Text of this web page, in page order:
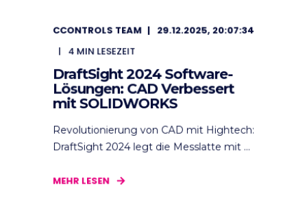
CCONTROLS TEAM
29.12.2025, 20:07:34
4 MIN LESEZEIT
DraftSight 2024 Software-
Lösungen: CAD Verbessert
mit SOLIDWORKS
Revolutionierung von CAD mit Hightech:
DraftSight 2024 legt die Messlatte mit ...
MEHR LESEN